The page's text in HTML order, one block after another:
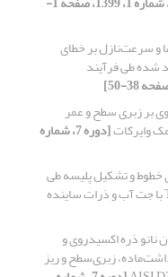
و سرعت‌نازل بر خطای
شده طی فرآیند
بر زبری سطح و عمر
وایرکات [دوره 7، شماره
خطوط و تشکیل پلیسه طی
نانو ذره اکسید‌روی و
زبری‌سطح و ریز